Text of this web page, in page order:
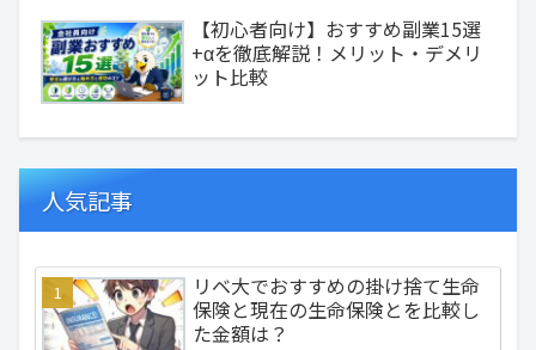
【初心者向け】おすすめ副業15選
+αを徹底解説！メリット・デメリ
ット比較
人気記事
リベ大でおすすめの掛け捨て生命
保険と現在の生命保険とを比較し
た金額は？